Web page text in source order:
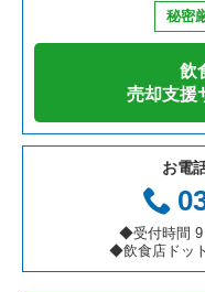
カフェの居抜き売却物件
テイクアウトの居抜き
お弁当・惣菜・デリの
カラオケ・パブ・スナ
バーの居抜き売却物件の
愛知県の飲食店の居抜
岐阜県の飲食店の居抜
三重県の飲食店の居抜
大阪市福島区の飲食店
豊中市の飲食店の居抜
大阪市都島区の飲食店
大阪市阿倍野区の飲食
東大阪市の飲食店の居
大阪府の焼肉の居抜き
大阪府の鉄板焼き・お
大阪府のアジア料理の
大阪府のカフェの居抜
大阪府のテイクアウト
十三駅の居酒屋・ダイ
十三駅のその他の居抜
秘密
飲
売却支援
お電
◆受付時間 9
◆飲食店ドッ